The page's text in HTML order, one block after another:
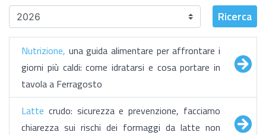
Ricerca
Nutrizione, una guida alimentare per affrontare i
giorni più caldi: come idratarsi e cosa portare in
tavola a Ferragosto
Latte crudo: sicurezza e prevenzione, facciamo
chiarezza sui rischi dei formaggi da latte non